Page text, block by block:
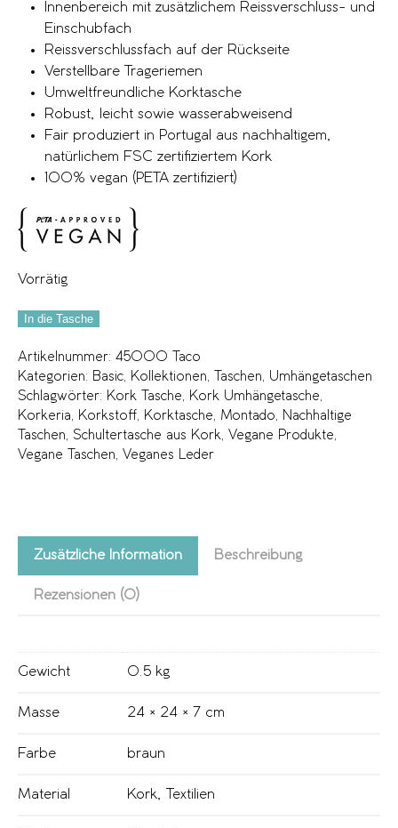
Innenbereich mit zusätzlichem Reissverschluss- und
Einschubfach
Reissverschlussfach auf der Rückseite
Verstellbare Trageriemen
Umweltfreundliche Korktasche
Robust, leicht sowie wasserabweisend
Fair produziert in Portugal aus nachhaltigem,
natürlichem FSC zertifiziertem Kork
100% vegan (PETA zertifiziert)
Vorrätig
In die Tasche
Artikelnummer: 45000 Taco
Kategorien: Basic, Kollektionen, Taschen, Umhängetaschen
Schlagwörter: Kork Tasche, Kork Umhängetasche,
Korkeria, Korkstoff, Korktasche, Montado,
Nachhaltige
Taschen, Schultertasche aus Kork, Vegane Produkte,
Vegane Taschen, Veganes Leder
Zusätzliche Information Beschreibung
Rezensionen (0)
Gewicht 0.5 kg
Masse 24 × 24 × 7 cm
Farbe braun
Material Kork, Textilien